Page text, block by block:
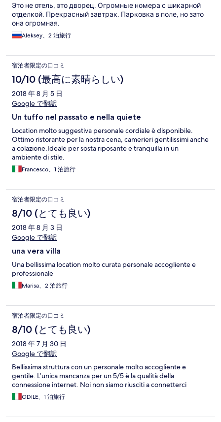
Это не отель, это дворец. Огромные номера с шикарной
отделкой. Прекрасный завтрак. Парковка в поле, но зато
она огромная.
Aleksey、2 泊旅行
宿泊者限定の口コミ
10/10 (最高に素晴らしい)
2018 年 8 月 5 日
Google で翻訳
Un tuffo nel passato e nella quiete
Location molto suggestiva personale cordiale è disponibile.
Ottimo ristorante per la nostra cena, camerieri gentilissimi anche
a colazione.Ideale per sosta riposante e tranquilla in un
ambiente di stile.
Francesco、1 泊旅行
宿泊者限定の口コミ
8/10 (とても良い)
2018 年 8 月 3 日
Google で翻訳
una vera villa
Una bellissima location molto curata personale accogliente e
professionale
Marisa、2 泊旅行
宿泊者限定の口コミ
8/10 (とても良い)
2018 年 7 月 30 日
Google で翻訳
Bellissima struttura con un personale molto accogliente e
gentile. L’unica mancanza per un 5/5 è la qualità della
connessione internet. Noi non siamo riusciti a connetterci
ODILE、1 泊旅行